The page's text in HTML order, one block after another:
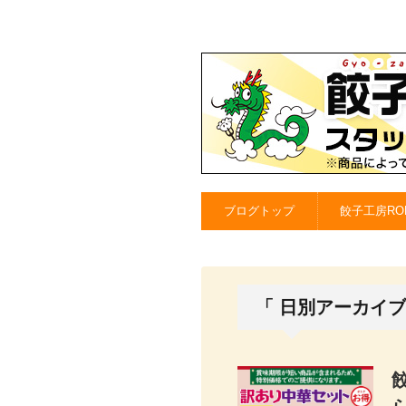
ブログトップ 餃子工房
「 日別アーカイ